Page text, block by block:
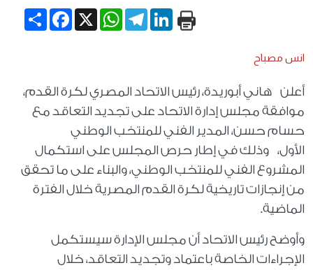
Share
Facebook X
WhatsApp
TelegramLinkedIn
انس مصباح
أعلن هاني أبوريدة، رئيس الاتحاد المصري لكرة القدم،
موافقة مجلس إدارة الاتحاد على تجديد التعاقد مع
حسام حسن، المدير الفني للمنتخب الوطني
الأول، وذلك في إطار حرص المجلس على استكمال
المشروع الفني للمنتخب الوطني، والبناء على ما تحقق
من إنجازات تاريخية لكرة القدم المصرية خلال الفترة
الماضية.
وأوضح رئيس الاتحاد أن مجلس الإدارة سيستكمل
الإجراءات الخاصة باعتماد وتجديد التعاقد، خلال